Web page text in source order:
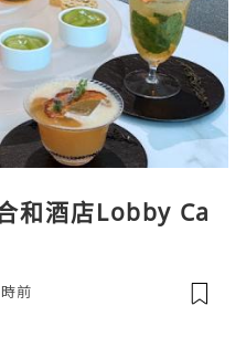
和酒店Lobby Ca
前